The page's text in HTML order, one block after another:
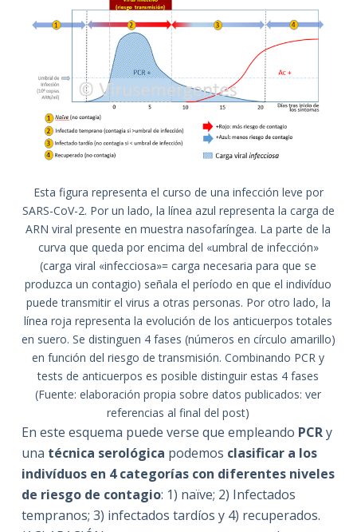
Esta figura representa el curso de una infección leve por
SARS-CoV-2. Por un lado, la línea azul representa la carga de
ARN viral presente en muestra nasofaríngea. La parte de la
curva que queda por encima del «umbral de infección»
(carga viral «infecciosa»= carga necesaria para que se
produzca un contagio) señala el período en que el indivíduo
puede transmitir el virus a otras personas. Por otro lado, la
línea roja representa la evolución de los anticuerpos totales
en suero. Se distinguen 4 fases (números en círculo amarillo)
en función del riesgo de transmisión. Combinando PCR y
tests de anticuerpos es posible distinguir estas 4 fases
(Fuente: elaboración propia sobre datos publicados: ver
referencias al final del post)
En este esquema puede verse que empleando PCRy
una técnica serológica podemos clasificar a los
indivíduos en 4 categorías con diferentes niveles
de riesgo de contagio: 1) naïve; 2) Infectados
tempranos; 3) infectados tardíos y 4) recuperados.